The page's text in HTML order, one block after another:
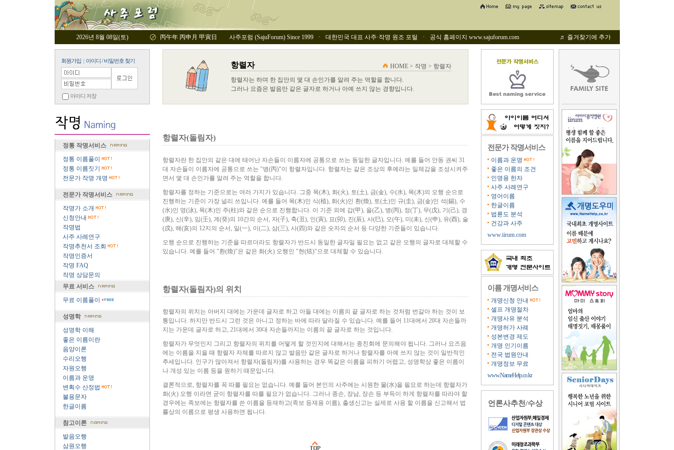
2026년 8월 08일(토) 丙午年 丙申月 甲寅日 사주포럼 (SajuForum) Since 1999 ㆍ 대한민국 대표 사주·작명 원조 포털 ㆍ 공식 홈페이지 www.sajuforum.com ♬ 즐겨찾기에 추가
회원가입| 아이디 / 비밀번호 찾기
아이디 저장
정통 작명서비스
정통 이름풀이
정통 이름짓기
전문가 작명 개명
전문가 작명서비스
작명가 소개
신청안내
작명법
사주 사례연구
작명추천서 조회
작명인증서
작명 FAQ
작명 상담문의
무료 서비스
무료 이름풀이
성명학
성명학 이해
좋은 이름이란
음양이론
수리오행
자원오행
이름과 운명
변획수 산정법
불용문자
한글이름
참고이론
발음오행
삼원오행
항렬자
HOME > 작명 > 항렬자
항렬자는 하며 한 집안의 몇 대 손인가를 알려 주는 역할을 합니다.
그러나 요즘은 발음만 같은 글자로 하거나 아예 쓰지 않는 경향입니다.
항렬자(돌림자)
항렬자란 한 집안의 같은 대에 태어난 자손들이 이름자에 공통으로 쓰는 동일한 글자입니다. 예를 들어 안동 권씨 31
대 자손들이 이름자에 공통으로 쓰는 "병(丙)"이 항렬자입니다. 항렬자는 같은 조상의 후예라는 일체감을 조성시켜주
면서 몇 대 손인가를 알려 주는 역할을 합니다.
항렬자를 정하는 기준으로는 여러 가지가 있습니다. 그중 목(木), 화(火), 토(土), 금(金), 수(水), 목(木)의 오행 순으로
진행하는 기준이 가장 널리 쓰입니다. 예를 들어 목(木)인 식(植), 화(火)인 환(煥), 토(土)인 규(圭), 금(金)인 석(錫), 수
(水)인 영(泳), 목(木)인 주(柱)와 같은 순으로 진행합니다. 이 기준 외에 갑(甲), 을(乙), 병(丙), 정(丁), 무(戊), 기(己), 경
(庚), 신(辛), 임(壬), 계(癸)의 10간의 순서, 자(子), 축(丑), 인(寅), 묘(卯), 진(辰), 사(巳), 오(午), 미(未), 신(申), 유(酉), 술
(戌), 해(亥)의 12지의 순서, 일(一), 이(二), 삼(三), 사(四)와 같은 숫자의 순서 등 다양한 기준들이 있습니다.
오행 순으로 진행하는 기준을 따르더라도 항렬자가 반드시 동일한 글자일 필요는 없고 같은 오행의 글자로 대체할 수
있습니다. 예를 들어 "환(煥)"은 같은 화(火) 오행인 "현(炫)"으로 대체할 수 있습니다.
항렬자(돌림자)의 위치
항렬자의 위치는 아버지 대에는 가운데 글자로 하고 아들 대에는 이름의 끝 글자로 하는 것처럼 번갈아 하는 것이 보
통입니다. 하지만 반드시 그런 것은 아니고 정하는 바에 따라 달라질 수 있습니다. 예를 들어 11대에서 20대 자손들까
지는 가운데 글자로 하고, 21대에서 30대 자손들까지는 이름의 끝 글자로 하는 것입니다.
항렬자가 무엇인지 그리고 항렬자의 위치를 어떻게 할 것인지에 대해서는 종친회에 문의해야 됩니다. 그러나 요즈음
에는 이름을 지을 때 항렬자 자체를 따르지 않고 발음만 같은 글자로 하거나 항렬자를 아예 쓰지 않는 것이 일반적인
추세입니다. 인구가 많아져서 항렬자(돌림자)를 사용하는 경우 똑같은 이름을 피하기 어렵고, 성명학상 좋은 이름이
나 개성 있는 이름 등을 원하기 때문입니다.
결론적으로, 항렬자를 꼭 따를 필요는 없습니다. 예를 들어 본인의 사주에는 시원한 물(水)을 필요로 하는데 항렬자가
화(火) 오행 이라면 굳이 항렬자를 따를 필요가 없습니다. 그러나 종손, 장남, 장손 등 부득이 하게 항렬자를 따라야 할
경우에는 족보에는 항렬자를 쓴 이름을 등재하고(족보 등재용 이름), 출생신고는 실제로 사용 할 이름을 신고해서 법
률상의 이름으로 평생 사용하면 됩니다.
전문가 작명서비스
이름과 운명
좋은 이름의 조건
인명용 한자
사주 사례연구
영어이름
한글이름
법륜도 분석
건강과 사주
www.iirum.com
이름 개명서비스
개명신청 안내
셀프 개명절차
개명사유 분석
개명허가 사례
성본변경 제도
개명 인기이름
전국 법원안내
개명정보 무료
www.NameHelp.co.kr
언론사추천/수상